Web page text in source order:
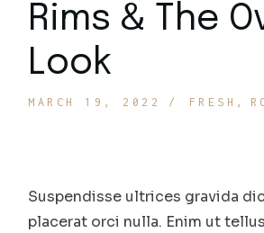
Rims & The
Look
MARCH 19, 2022 FRESH
Suspendisse ultrices gravida
placerat orci nulla. Enim ut